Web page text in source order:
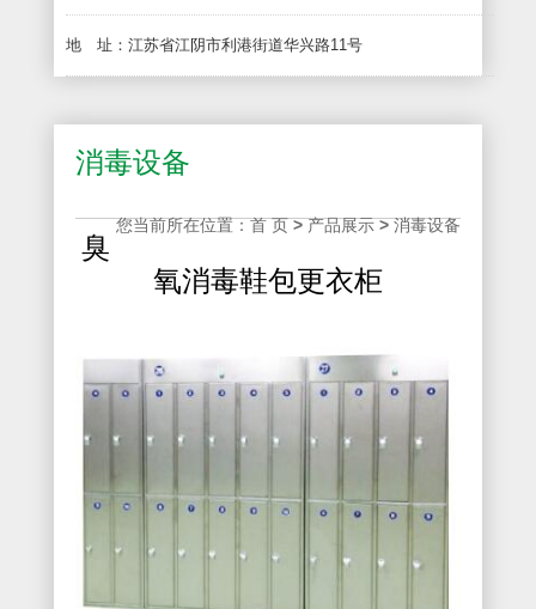
地 址：江苏省江阴市利港街道华兴路11号
消毒设备
您当前所在位置：首 页 > 产品展示 > 消毒设备
臭
氧消毒鞋包更衣柜